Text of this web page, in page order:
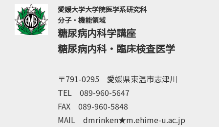
愛媛大学大学院医学系研究科
分子・機能領域
糖尿病内科学講座
糖尿病内科・臨床検査医学
〒791-0295 愛媛県東温市志津川
TEL 089-960-5647
FAX 089-960-5848
MAIL dmrinken★m.ehime-u.ac.jp